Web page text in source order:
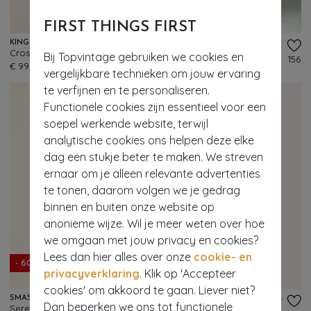
FIRST THINGS FIRST
Bij Topvintage gebruiken we cookies en
vergelijkbare technieken om jouw ervaring
te verfijnen en te personaliseren.
Functionele cookies zijn essentieel voor een
soepel werkende website, terwijl
analytische cookies ons helpen deze elke
dag een stukje beter te maken. We streven
ernaar om je alleen relevante advertenties
te tonen, daarom volgen we je gedrag
binnen en buiten onze website op
anonieme wijze. Wil je meer weten over hoe
we omgaan met jouw privacy en cookies?
Lees dan hier alles over onze cookie- en
privacyverklaring. Klik op 'Accepteer
cookies' om akkoord te gaan. Liever niet?
Dan beperken we ons tot functionele
KING LOUIE
Cross Classic jurk in zwart
€ 99,95
499 156
- 60%
SMASHED LEMON
Serengeti Chic midaxi jurk in zand
- 61%
EXCLUSIEF
VINTAGE CHIC FOR TOPVINTAGE